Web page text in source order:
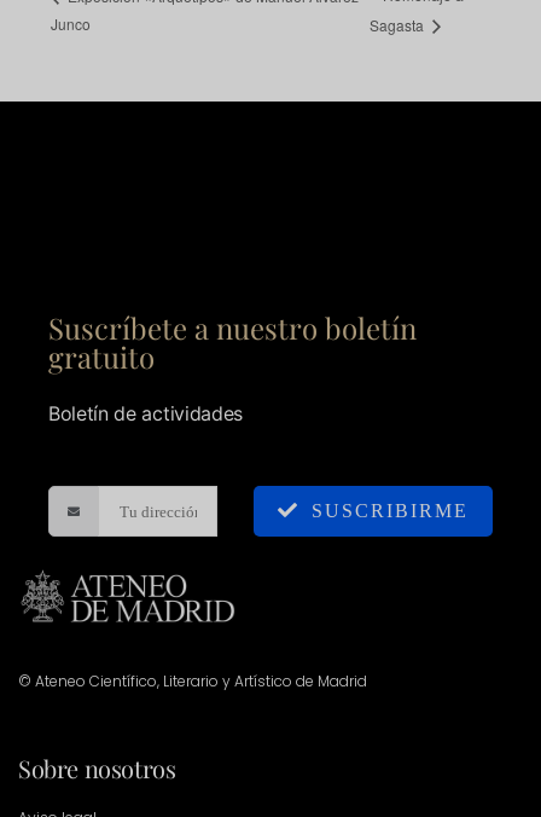
Junco
Sagasta
Suscríbete a nuestro boletín
gratuito
Boletín de actividades
SUSCRIBIRME
© Ateneo Científico, Literario y Artístico de Madrid
Sobre nosotros